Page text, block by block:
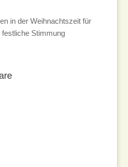
in der Weihnachtszeit für
Stimmung